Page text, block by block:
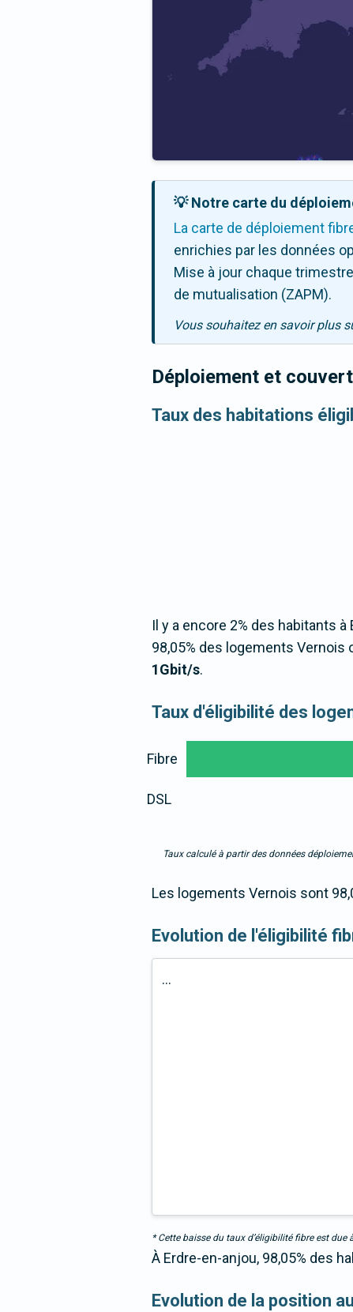
💡 Notre carte du
La carte de déploiement
enrichies par les données
Mise à jour chaque
de mutualisation (ZAPM).
Vous souhaitez en savoir plus
Déploiement et
Taux des habitations
Il y a encore 2% des habitants
98,05% des logements Vernois
1Gbit/s.
Taux d'éligibilité des
Fibre
DSL
Taux calculé à partir des données
Les logements Vernois sont
Evolution de l'éligibilité
...
* Cette baisse du taux d’éligibilité fibre est
À Erdre-en-anjou, 98,05% des
Evolution de la position